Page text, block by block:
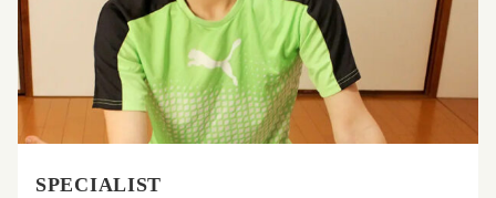
SPECIALIST